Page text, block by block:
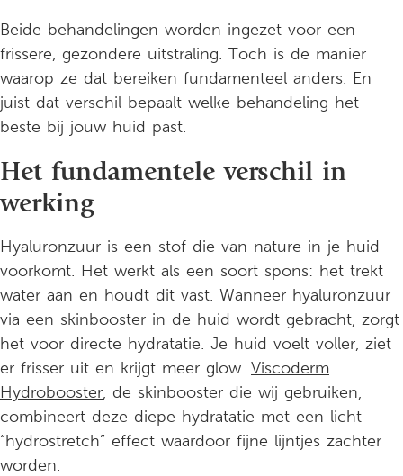
Beide behandelingen worden ingezet voor een
frissere, gezondere uitstraling. Toch is de manier
waarop ze dat bereiken fundamenteel anders. En
juist dat verschil bepaalt welke behandeling het
beste bij jouw huid past.
Het fundamentele verschil in
werking
Hyaluronzuur is een stof die van nature in je huid
voorkomt. Het werkt als een soort spons: het trekt
water aan en houdt dit vast. Wanneer hyaluronzuur
via een skinbooster in de huid wordt gebracht, zorgt
het voor directe hydratatie. Je huid voelt voller, ziet
er frisser uit en krijgt meer glow. Viscoderm
Hydrobooster, de skinbooster die wij gebruiken,
combineert deze diepe hydratatie met een licht
“hydrostretch” effect waardoor fijne lijntjes zachter
worden.